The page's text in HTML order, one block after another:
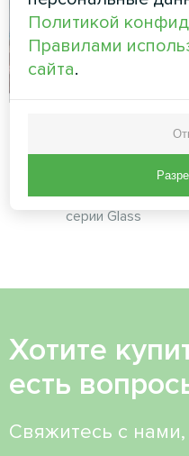
вентиляторного
серии Glass
Хотите
есть
Свяжитесь с
Политикой
Правилами
сайта.